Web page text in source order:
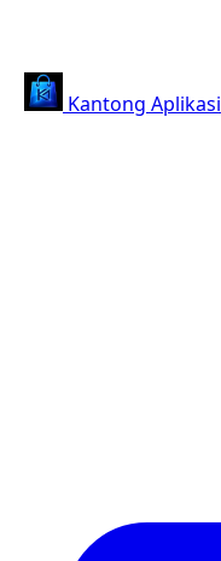
Kantong Aplikasi